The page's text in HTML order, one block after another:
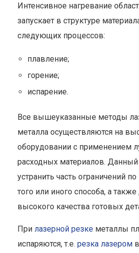
Интенсивное нагревание
запускает в структуре
следующих процессов:
плавление;
горение;
испарение.
Все вышеуказанные методы
металла осуществляются на
оборудовании с применением
расходных материалов.
устранить часть ограничений
того или иного способа, а также
высокого качества готовых
При лазерной резке металлы
испаряются, т.е. резка лазером